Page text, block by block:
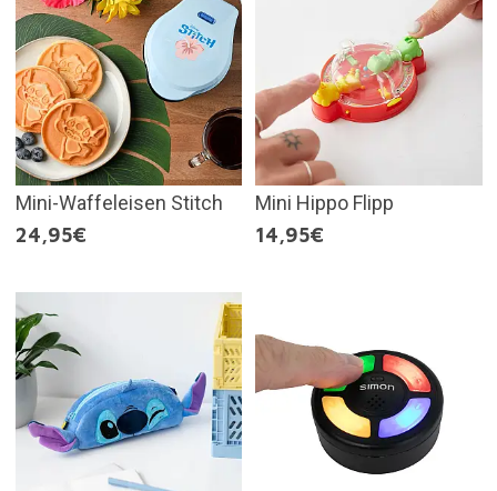
Mini-Waffeleisen Stitch
24,95€
Mini Hippo Flipp
14,95€